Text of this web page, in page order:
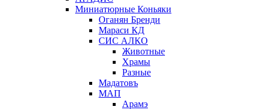
Миниатюрные Коньяки
Оганян Бренди
Мараси КД
СИС АЛКО
Животные
Храмы
Разные
Мадатовъ
МАП
Арамэ